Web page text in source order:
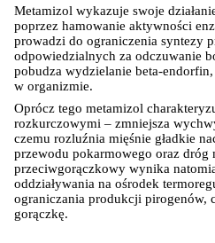
Metamizol wykazuje swoje
poprzez hamowanie aktywności
prowadzi do ograniczenia syntezy
odpowiedzialnych za odczuwanie
pobudza wydzielanie beta-
w organizmie.
Oprócz tego metamizol
rozkurczowymi – zmniejsza
czemu rozluźnia mięśnie gładkie
przewodu pokarmowego oraz dróg
przeciwgorączkowy wynika
oddziaływania na ośrodek
ograniczania produkcji pirogenów,
gorączkę.